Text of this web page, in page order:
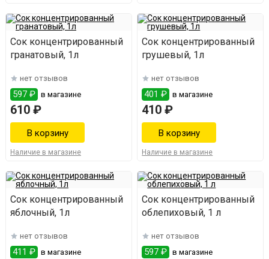
Сок концентрированный
гранатовый, 1л
нет отзывов
597 ₽ в магазине
610 ₽
Наличие в магазине
Сок концентрированный
грушевый, 1л
нет отзывов
401 ₽ в магазине
410 ₽
Наличие в магазине
Сок концентрированный
яблочный, 1л
нет отзывов
411 ₽ в магазине
Сок концентрированный
облепиховый, 1 л
нет отзывов
597 ₽ в магазине